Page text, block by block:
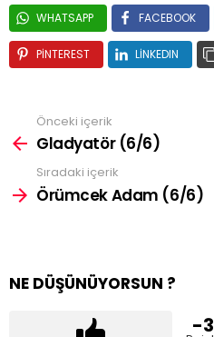
WHATSAPP FACEBOOK
PINTEREST LINKEDIN
Önceki içerik
Gladyatör (6/6)
Sıradaki içerik
Örümcek Adam (6/6)
NE DÜŞÜNÜYORSUN ?
-3